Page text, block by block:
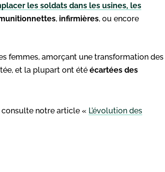
les soldats dans les usines, les
, infirmières, ou encore
femmes, amorçant une transformation des
et la plupart ont été écartées des
consulte notre article « L’évolution des